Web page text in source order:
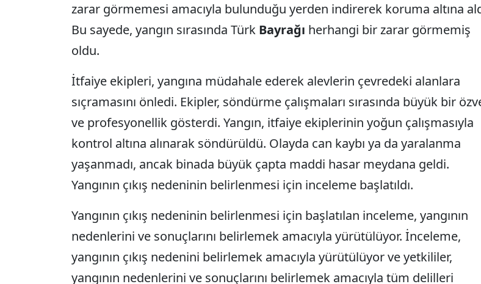
zarar görmemesi amacıyla bulunduğu yerden indirerek koruma altına
Bu sayede, yangın sırasında Türk Bayrağı herhangi bir zarar görmemiş
oldu.
İtfaiye ekipleri, yangına müdahale ederek alevlerin çevredeki alanlara
sıçramasını önledi. Ekipler, söndürme çalışmaları sırasında büyük bir
ve profesyonellik gösterdi. Yangın, itfaiye ekiplerinin yoğun çalışmasıyla
kontrol altına alınarak söndürüldü. Olayda can kaybı ya da yaralanma
yaşanmadı, ancak binada büyük çapta maddi hasar meydana geldi.
Yangının çıkış nedeninin belirlenmesi için inceleme başlatıldı.
Yangının çıkış nedeninin belirlenmesi için başlatılan inceleme, yangının
nedenlerini ve sonuçlarını belirlemek amacıyla yürütülüyor. İnceleme,
yangının çıkış nedenini belirlemek amacıyla yürütülüyor ve yetkililer,
yangının nedenlerini ve sonuçlarını belirlemek amacıyla tüm delilleri